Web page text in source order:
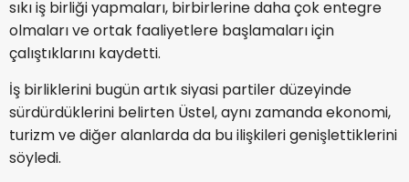
sıkı iş birliği yapmaları, birbirlerine daha çok entegre
olmaları ve ortak faaliyetlere başlamaları için
çalıştıklarını kaydetti.
İş birliklerini bugün artık siyasi partiler düzeyinde
sürdürdüklerini belirten Üstel, aynı zamanda ekonomi,
turizm ve diğer alanlarda da bu ilişkileri genişlettiklerini
söyledi.